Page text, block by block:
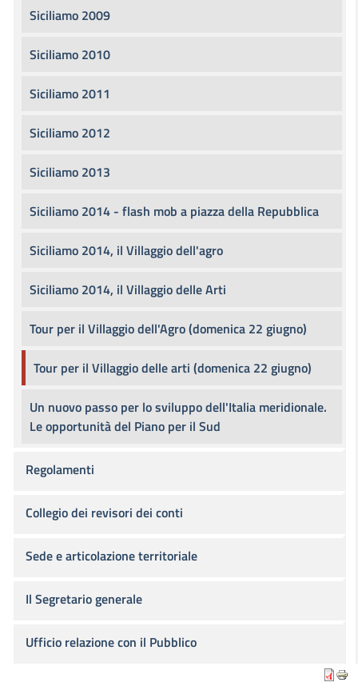
Siciliamo 2009
Siciliamo 2010
Siciliamo 2011
Siciliamo 2012
Siciliamo 2013
Siciliamo 2014 - flash mob a piazza della Repubblica
Siciliamo 2014, il Villaggio dell'agro
Siciliamo 2014, il Villaggio delle Arti
Tour per il Villaggio dell'Agro (domenica 22 giugno)
Tour per il Villaggio delle arti (domenica 22 giugno)
Un nuovo passo per lo sviluppo dell'Italia meridionale.
Le opportunità del Piano per il Sud
Regolamenti
Collegio dei revisori dei conti
Sede e articolazione territoriale
Il Segretario generale
Ufficio relazione con il Pubblico